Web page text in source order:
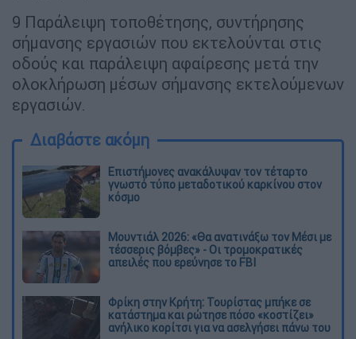
9 Παράλειψη τοποθέτησης, συντήρησης
σήμανσης εργασιών που εκτελούνται στις
οδούς και παράλειψη αφαίρεσης μετά την
ολοκλήρωση μέσων σήμανσης εκτελούμενων
εργασιών.
Διαβάστε ακόμη
Επιστήμονες ανακάλυψαν τον τέταρτο
γνωστό τύπο μεταδοτικού καρκίνου στον
κόσμο
Μουντιάλ 2026: «Θα ανατινάξω τον Μέσι με
τέσσερις βόμβες» - Οι τρομοκρατικές
απειλές που ερεύνησε το FBI
Φρίκη στην Κρήτη: Τουρίστας μπήκε σε
κατάστημα και ρώτησε πόσο «κοστίζει»
ανήλικο κορίτσι για να ασελγήσει πάνω του